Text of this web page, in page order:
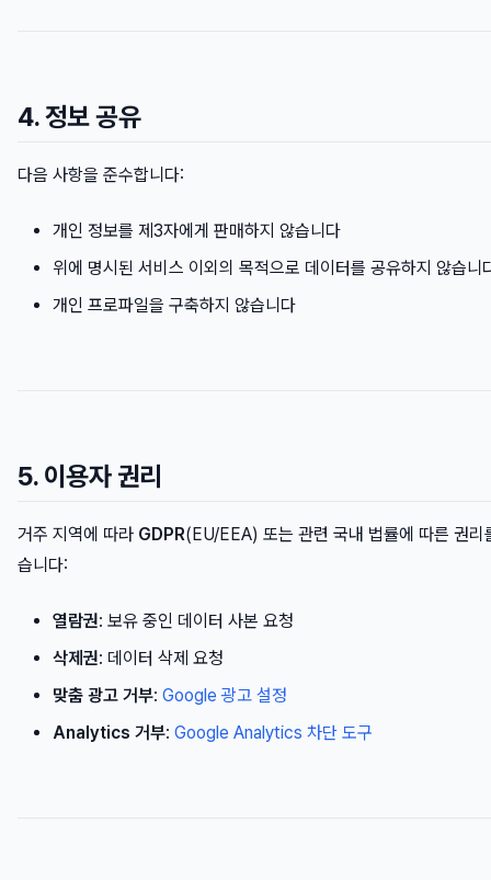
4. 정보 공유
다음 사항을 준수합니다:
개인 정보를 제3자에게 판매하지 않습니다
위에 명시된 서비스 이외의 목적으로 데이터를 공유하지 않습니
개인 프로파일을 구축하지 않습니다
5. 이용자 권리
거주 지역에 따라 GDPR(EU/EEA) 또는 관련 국내 법률에 따른 권리
습니다:
열람권: 보유 중인 데이터 사본 요청
삭제권: 데이터 삭제 요청
맞춤 광고 거부: Google 광고 설정
Analytics 거부: Google Analytics 차단 도구